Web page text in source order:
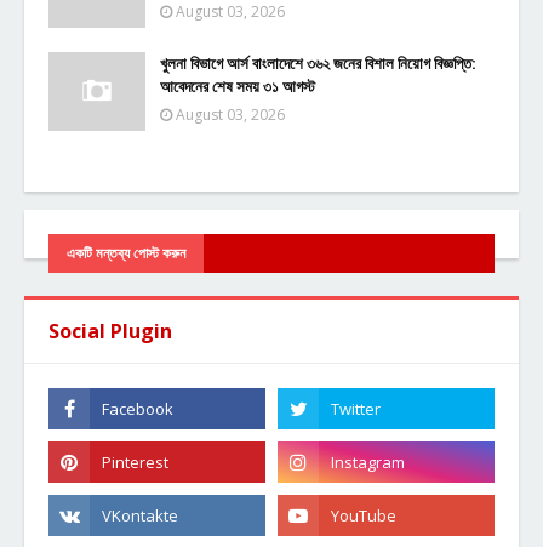
August 03, 2026
খুলনা বিভাগে আর্স বাংলাদেশে ৩৬২ জনের বিশাল নিয়োগ বিজ্ঞপ্তি:
আবেদনের শেষ সময় ৩১ আগস্ট
August 03, 2026
একটি মন্তব্য পোস্ট করুন
Social Plugin